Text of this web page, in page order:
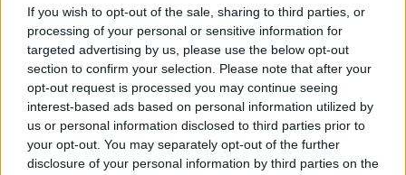
If you wish to opt-out of the sale, sharing to third parties, or
processing of your personal or sensitive information for
targeted advertising by us, please use the below opt-out
section to confirm your selection. Please note that after your
opt-out request is processed you may continue seeing
interest-based ads based on personal information utilized by
us or personal information disclosed to third parties prior to
your opt-out. You may separately opt-out of the further
disclosure of your personal information by third parties on the
ΛΗΜΝΟΣ - ΔΙΑΜΟΝΗ
Lemnos Village Resort Hotel